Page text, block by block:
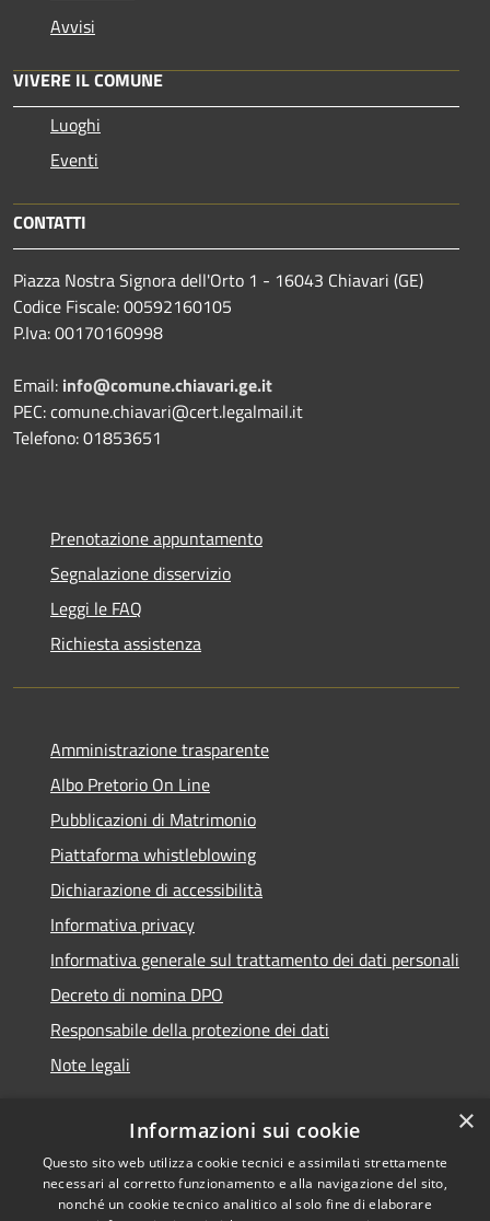
Avvisi
VIVERE IL COMUNE
Luoghi
Eventi
CONTATTI
Piazza Nostra Signora dell'Orto 1 - 16043 Chiavari (GE)
Codice Fiscale: 00592160105
P.Iva: 00170160998
Email: info@comune.chiavari.ge.it
PEC: comune.chiavari@cert.legalmail.it
Telefono: 01853651
Prenotazione appuntamento
Segnalazione disservizio
Leggi le FAQ
Richiesta assistenza
Amministrazione trasparente
Albo Pretorio On Line
Pubblicazioni di Matrimonio
Piattaforma whistleblowing
Dichiarazione di accessibilità
Informativa privacy
Informativa generale sul trattamento dei dati personali
Decreto di nomina DPO
Responsabile della protezione dei dati
Note legali
RSS
Accessibilità
© 2021 - 2026 Comune di
Chiavari -Area Riservata
×
Informazioni sui cookie
Questo sito web utilizza cookie tecnici e assimilati strettamente
necessari al corretto funzionamento e alla navigazione del sito,
nonché un cookie tecnico analitico al solo fine di elaborare